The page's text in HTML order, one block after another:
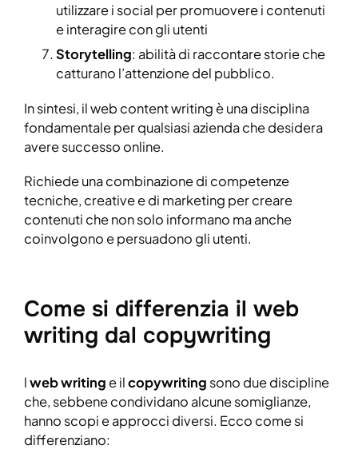
utilizzare i social per promuovere i contenuti
e interagire con gli utenti
Storytelling: abilità di raccontare storie che
catturano l’attenzione del pubblico.
In sintesi, il web content writing è una disciplina
fondamentale per qualsiasi azienda che desidera
avere successo online.
Richiede una combinazione di competenze
tecniche, creative e di marketing per creare
contenuti che non solo informano ma anche
coinvolgono e persuadono gli utenti.
Come si differenzia il web
writing dal copywriting
lweb writing e ilcopywriting sono due discipline
che, sebbene condividano alcune somiglianze,
hanno scopi e approcci diversi. Ecco come si
differenziano: